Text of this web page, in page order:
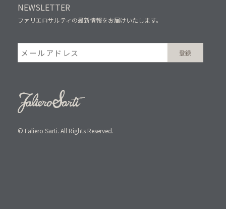
NEWSLETTER
ファリエロサルティの最新情報をお届けいたします。
© Faliero Sarti. All Rights Reserved.